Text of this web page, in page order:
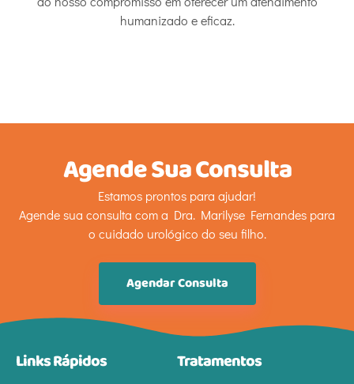
humanizado e eficaz.
Agende Sua Consulta
Estamos prontos para ajudar!
Agende sua consulta com a Dra. Marilyse Fernandes para
o cuidado urológico do seu filho.
Agendar Consulta
Links Rápidos Tratamentos